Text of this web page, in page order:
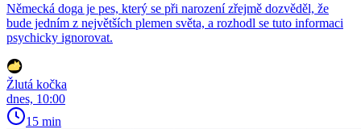
Německá doga je pes, který se při narození zřejmě dozvěděl, že
bude jedním z největších plemen světa, a rozhodl se tuto informaci
psychicky ignorovat.
Žlutá kočka
dnes, 10:00
15 min